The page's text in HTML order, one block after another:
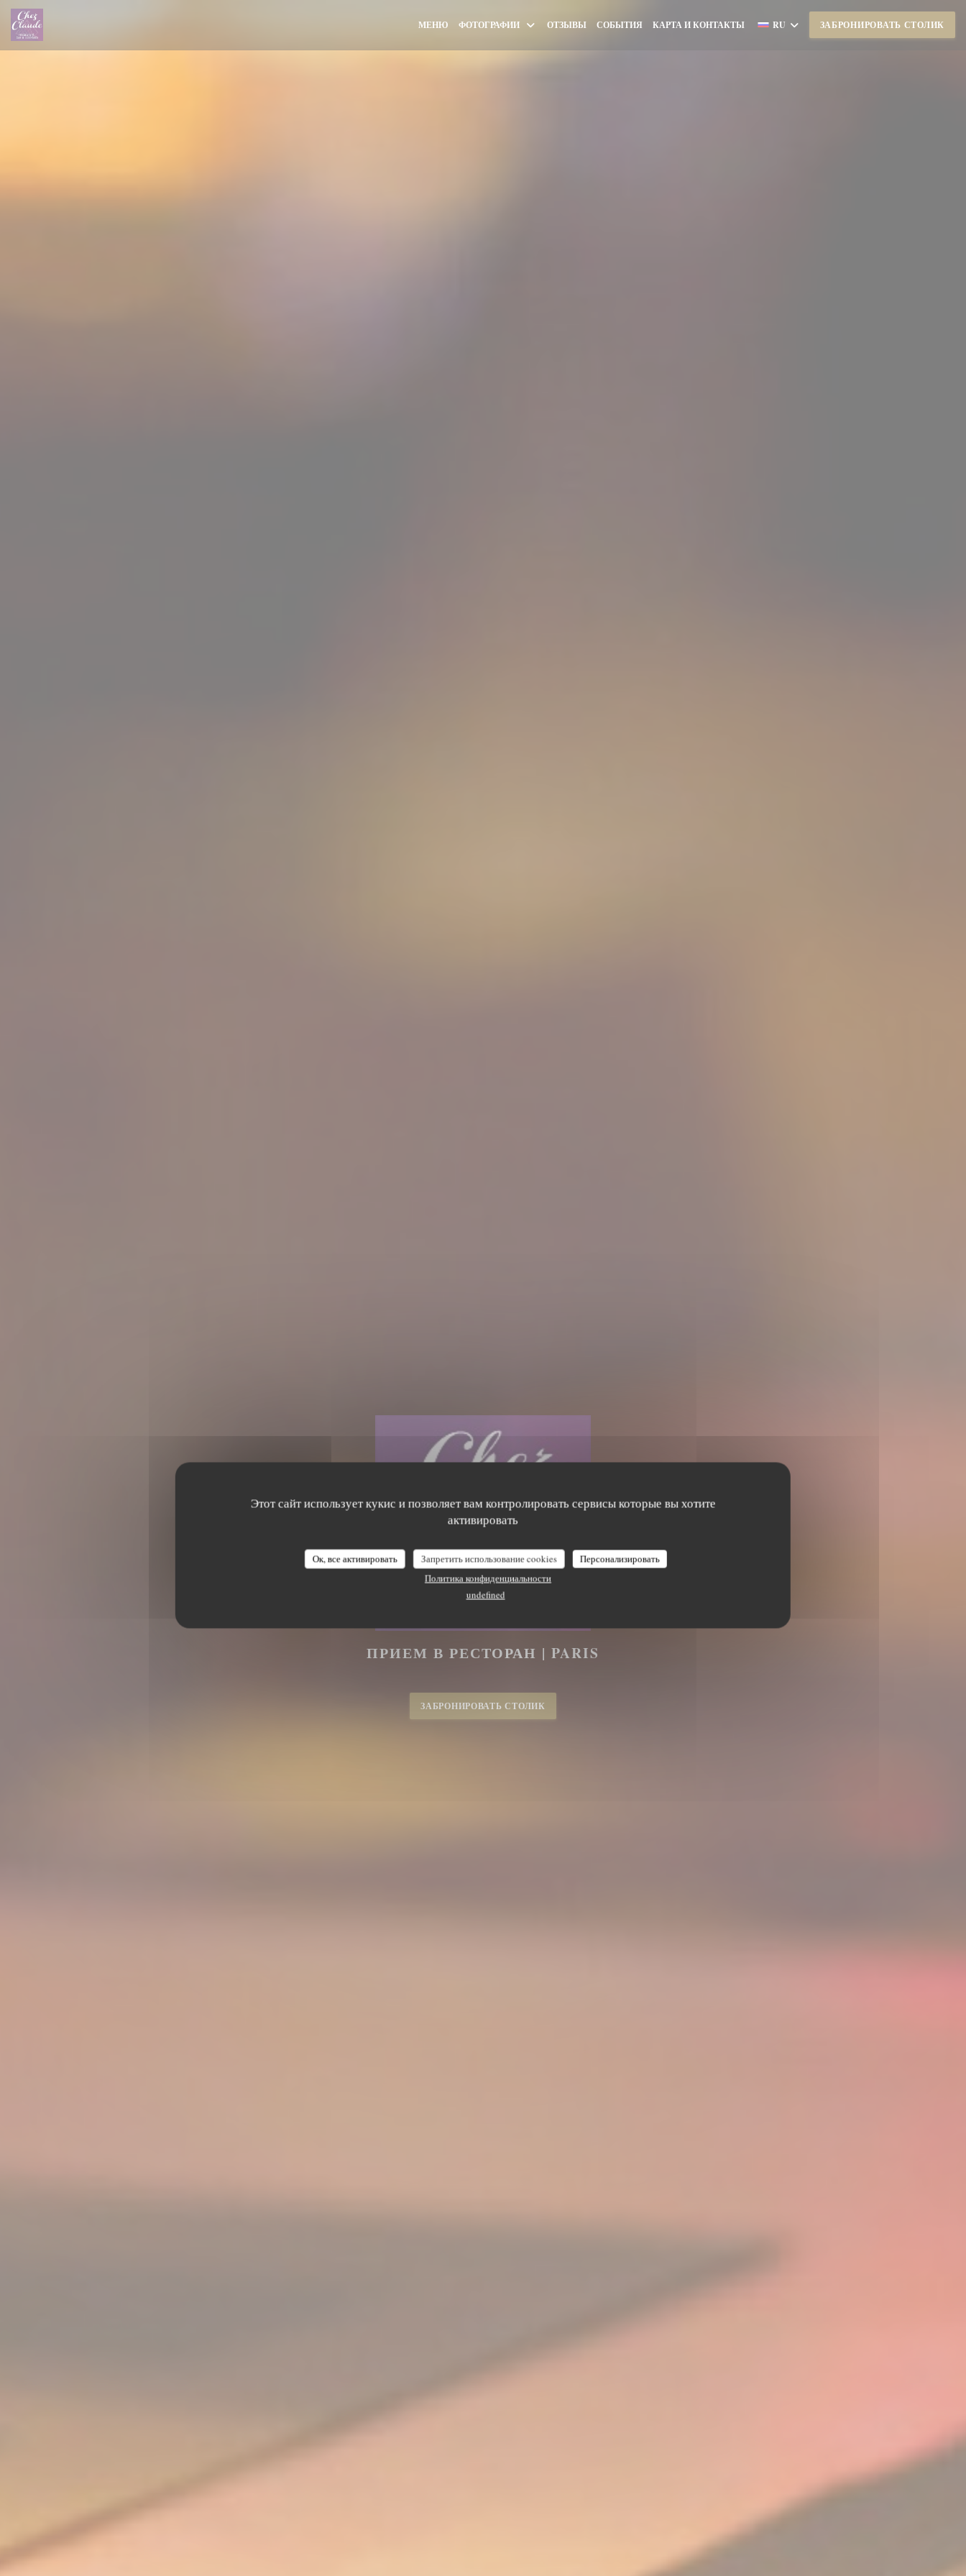
Панель управления cookies
Этот сайт использует кукис и позволяет вам контролировать сервисы которые вы хотите
активировать
Ок, все активировать Запретить использование cookies
Персонализировать
Политика конфиденциальности
undefined
МЕНЮ ФОТОГРАФИИ ОТЗЫВЫ СОБЫТИЯ КАРТА И КОНТАКТЫ RU ЗАБРОНИРОВАТЬ СТОЛИК
ПРИЕМ В РЕСТОРАН |PARIS
ЗАБРОНИРОВАТЬ СТОЛИК